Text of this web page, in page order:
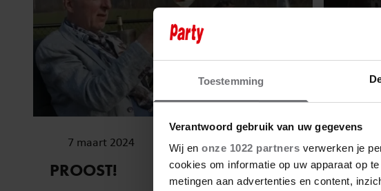
Toestemming
Verantwoord gebruik van uw gegevens
Wij en onze 1022 partners verwerken je
cookies om informatie op uw apparaat op
metingen aan advertenties en content,
7 maart 2024
PROOST!
15